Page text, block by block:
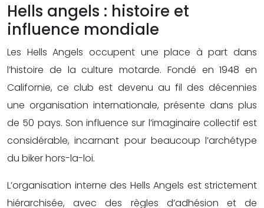
Hells angels : histoire et
influence mondiale
Les Hells Angels occupent une place à part dans
l’histoire de la culture motarde. Fondé en 1948 en
Californie, ce club est devenu au fil des décennies
une organisation internationale, présente dans plus
de 50 pays. Son influence sur l’imaginaire collectif est
considérable, incarnant pour beaucoup l’archétype
du biker hors-la-loi.
L’organisation interne des Hells Angels est strictement
hiérarchisée, avec des règles d’adhésion et de